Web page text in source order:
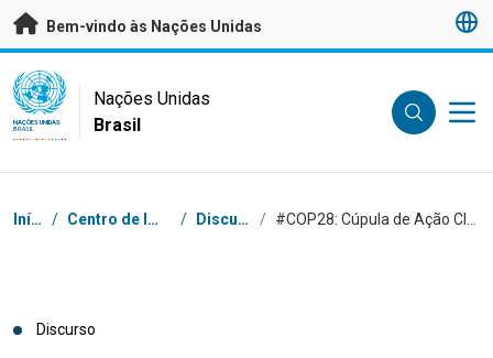
Saltar para conteúdo principal
Bem-vindo às Nações Unidas
UN Logo
NAÇÕES UNIDAS
BRASIL
Nações Unidas
Brasil
Navegação
Início / Centro de Imprensa / Discursos /
Discurso